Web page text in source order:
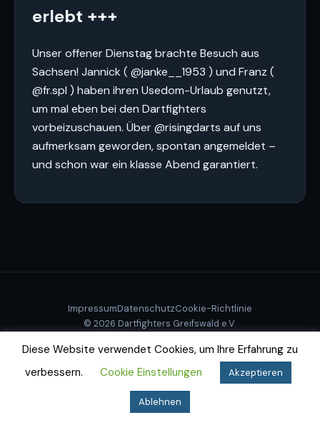
erlebt +++
Unser offener Dienstag brachte Besuch aus
Sachsen! Jannick ( @janke__1953 ) und Franz (
@fr.spl ) haben ihren Usedom-Urlaub genutzt,
um mal eben bei den Dartfighters
vorbeizuschauen. Über @risingdarts auf uns
aufmerksam geworden, spontan angemeldet –
und schon war ein klasse Abend garantiert.
ImpressumDatenschutzCookie-Richtlinie
© 2026 Dartfighters Greifswald e.V.
Diese Website verwendet Cookies, um Ihre Erfahrung zu
verbessern.
Cookie Einstellungen Akzeptieren
Ablehnen